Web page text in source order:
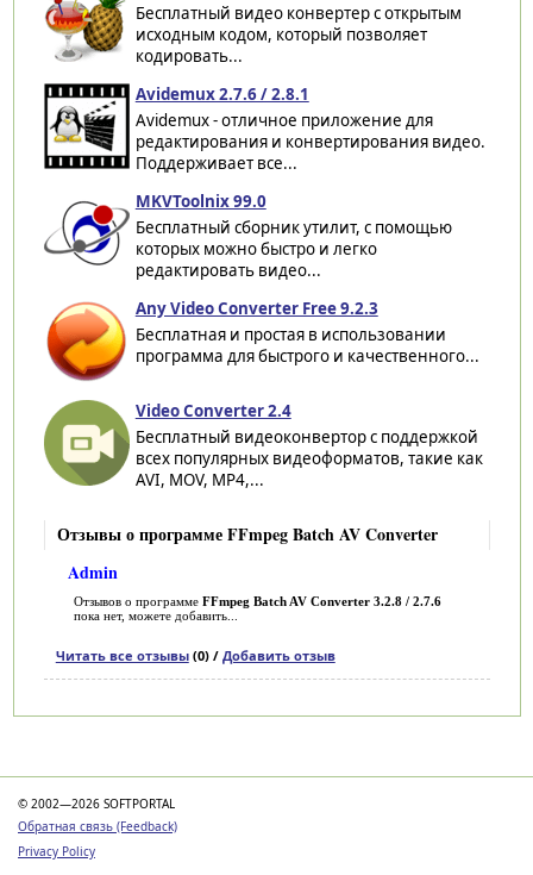
Бесплатный видео конвертер с открытым
исходным кодом, который позволяет
кодировать...
Avidemux 2.7.6 / 2.8.1
Avidemux - отличное приложение для
редактирования и конвертирования видео.
Поддерживает все...
MKVToolnix 99.0
Бесплатный сборник утилит, с помощью
которых можно быстро и легко
редактировать видео...
Any Video Converter Free 9.2.3
Бесплатная и простая в использовании
программа для быстрого и качественного...
Video Converter 2.4
Бесплатный видеоконвертор с поддержкой
всех популярных видеоформатов, такие как
AVI, MOV, MP4,...
Отзывы о программе FFmpeg Batch AV Converter
Admin
Отзывов о программе FFmpeg Batch AV Converter 3.2.8 / 2.7.6
пока нет, можете добавить...
Читать все отзывы(0) / Добавить отзыв
© 2002—2026 SOFTPORTAL
Обратная связь (Feedback)
Privacy Policy